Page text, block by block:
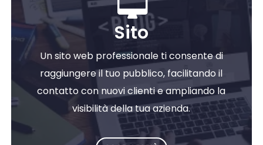
Sito
Un sito web professionale ti consente di
raggiungere il tuo pubblico, facilitando il
contatto con nuovi clienti e ampliando la
visibilità della tua azienda.